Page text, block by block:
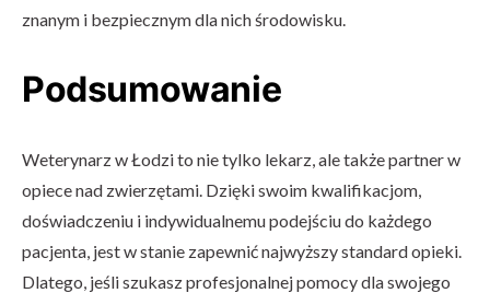
znanym i bezpiecznym dla nich środowisku.
Podsumowanie
Weterynarz w Łodzi to nie tylko lekarz, ale także partner w
opiece nad zwierzętami. Dzięki swoim kwalifikacjom,
doświadczeniu i indywidualnemu podejściu do każdego
pacjenta, jest w stanie zapewnić najwyższy standard opieki.
Dlatego, jeśli szukasz profesjonalnej pomocy dla swojego